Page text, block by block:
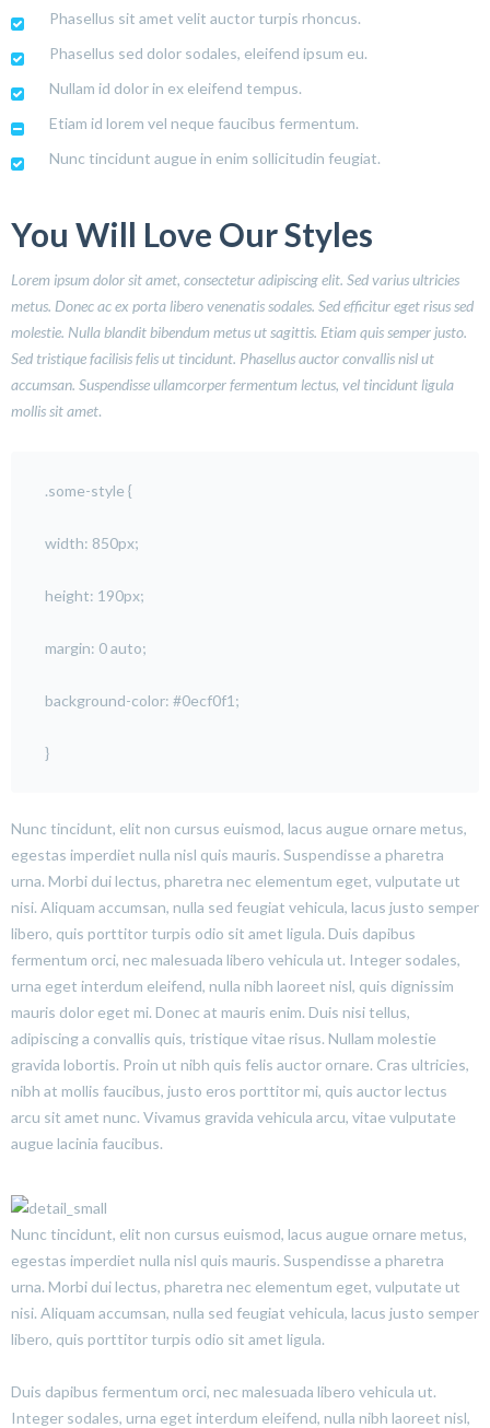
Phasellus sit amet velit auctor turpis rhoncus.
Phasellus sed dolor sodales, eleifend ipsum eu.
Nullam id dolor in ex eleifend tempus.
Etiam id lorem vel neque faucibus fermentum.
Nunc tincidunt augue in enim sollicitudin feugiat.
You Will Love Our Styles
Lorem ipsum dolor sit amet, consectetur adipiscing elit. Sed varius ultricies
metus. Donec ac ex porta libero venenatis sodales. Sed efficitur eget risus sed
molestie. Nulla blandit bibendum metus ut sagittis. Etiam quis semper justo.
Sed tristique facilisis felis ut tincidunt. Phasellus auctor convallis nisl ut
accumsan. Suspendisse ullamcorper fermentum lectus, vel tincidunt ligula
mollis sit amet.
.some-style {
width: 850px;
height: 190px;
margin: 0 auto;
background-color: #0ecf0f1;
}
Nunc tincidunt, elit non cursus euismod, lacus augue ornare metus,
egestas imperdiet nulla nisl quis mauris. Suspendisse a pharetra
urna. Morbi dui lectus, pharetra nec elementum eget, vulputate ut
nisi. Aliquam accumsan, nulla sed feugiat vehicula, lacus justo semper
libero, quis porttitor turpis odio sit amet ligula. Duis dapibus
fermentum orci, nec malesuada libero vehicula ut. Integer sodales,
urna eget interdum eleifend, nulla nibh laoreet nisl, quis dignissim
mauris dolor eget mi. Donec at mauris enim. Duis nisi tellus,
adipiscing a convallis quis, tristique vitae risus. Nullam molestie
gravida lobortis. Proin ut nibh quis felis auctor ornare. Cras ultricies,
nibh at mollis faucibus, justo eros porttitor mi, quis auctor lectus
arcu sit amet nunc. Vivamus gravida vehicula arcu, vitae vulputate
augue lacinia faucibus.
Nunc tincidunt, elit non cursus euismod, lacus augue ornare metus,
egestas imperdiet nulla nisl quis mauris. Suspendisse a pharetra
urna. Morbi dui lectus, pharetra nec elementum eget, vulputate ut
nisi. Aliquam accumsan, nulla sed feugiat vehicula, lacus justo semper
libero, quis porttitor turpis odio sit amet ligula.
Duis dapibus fermentum orci, nec malesuada libero vehicula ut.
Integer sodales, urna eget interdum eleifend, nulla nibh laoreet nisl,